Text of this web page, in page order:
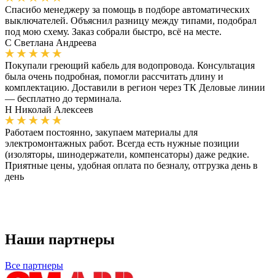
Спасибо менеджеру за помощь в подборе автоматических
выключателей. Объяснил разницу между типами, подобрал
под мою схему. Заказ собрали быстро, всё на месте.
С Светлана Андреева
Покупали греющий кабель для водопровода. Консультация
была очень подробная, помогли рассчитать длину и
комплектацию. Доставили в регион через ТК Деловые линии
— бесплатно до терминала.
Н Николай Алексеев
Работаем постоянно, закупаем материалы для
электромонтажных работ. Всегда есть нужные позиции
(изоляторы, шинодержатели, компенсаторы) даже редкие.
Приятные цены, удобная оплата по безналу, отгрузка день в
день
Наши партнеры
Все партнеры